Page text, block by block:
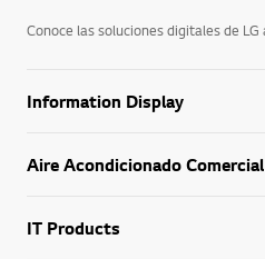
Information Display
Aire Acondicionado Comercial
IT Products